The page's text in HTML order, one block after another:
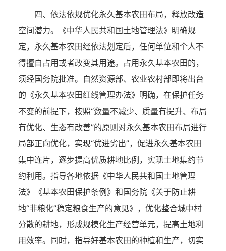
四、依法依规优化永久基本农田布局，释放改造
空间潜力。《中华人民共和国土地管理法》明确规
定，永久基本农田经依法划定后，任何单位和个人不
得擅自占用或者改变其用途。占用永久基本农田的，
须经国务院批准。自然资源部、农业农村部即将出台
的《永久基本农田红线管理办法》明确，在保护任务
不变的前提下，按照“数量不减少、质量有提升、布局
有优化、生态有改善”的原则对永久基本农田布局进行
局部正向优化，实现“优进劣出”，促进永久基本农田
集中连片，逐步提高优质耕地比例，实现土地集约节
约利用。指导各地依据《中华人民共和国土地管理
法》《基本农田保护条例》和国务院《关于防止耕
地“非粮化”稳定粮食生产的意见》，优化整合城中村
分散的耕地，形成规模化生产经营单元，提高土地利
用效率。同时，指导好基本农田的种植和生产，切实